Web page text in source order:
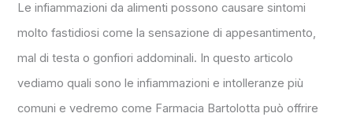
Le infiammazioni da alimenti possono causare sintomi
molto fastidiosi come la sensazione di appesantimento,
mal di testa o gonfiori addominali. In questo articolo
vediamo quali sono le infiammazioni e intolleranze più
comuni e vedremo come Farmacia Bartolotta può offrire